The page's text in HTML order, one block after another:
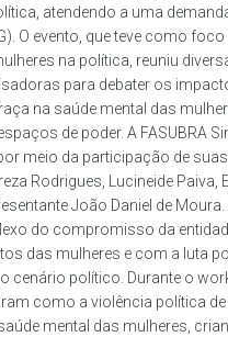
atendendo a uma
O evento, que teve como
na política, reuniu
para debater os
na saúde mental das
de poder. A FASUBRA
meio da participação de suas
Rodrigues, Lucineide Paiva,
João Daniel de
do compromisso da
das mulheres e com a luta
cenário político. Durante o
como a violência política de
mental das mulheres,